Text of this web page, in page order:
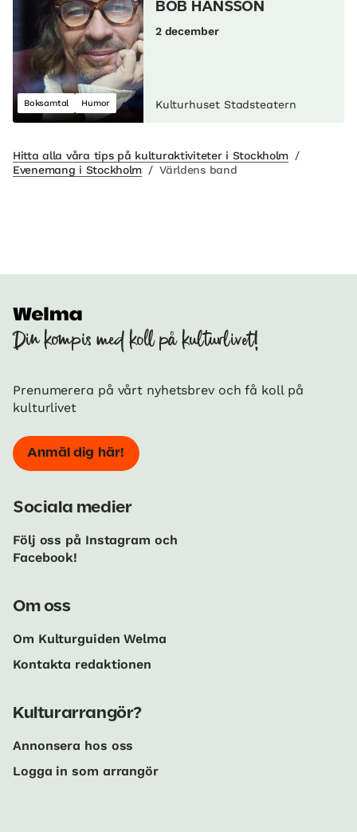
Boksamtal Humor
BOB HANSSON
2 december
Kulturhuset Stadsteatern
Hitta alla våra tips på kulturaktiviteter i Stockholm /
Evenemang i Stockholm / Världens band
Din kompis med koll på kulturlivet!
Prenumerera på vårt nyhetsbrev och få koll på
kulturlivet
Anmäl dig här!
Sociala medier
Följ oss på Instagram och
Facebook!
Om oss
Om Kulturguiden Welma
Kontakta redaktionen
Kulturarrangör?
Annonsera hos oss
Logga in som arrangör